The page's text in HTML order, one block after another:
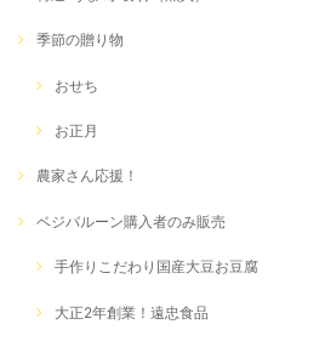
季節の贈り物
おせち
お正月
農家さん応援！
ベジバルーン購入者のみ販売
手作りこだわり国産大豆お豆腐
大正2年創業！遠忠食品